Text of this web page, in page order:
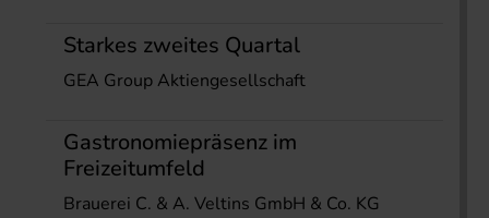
Starkes zweites Quartal
GEA Group Aktiengesellschaft
Gastronomiepräsenz im
Freizeitumfeld
Brauerei C. & A. Veltins GmbH & Co. KG